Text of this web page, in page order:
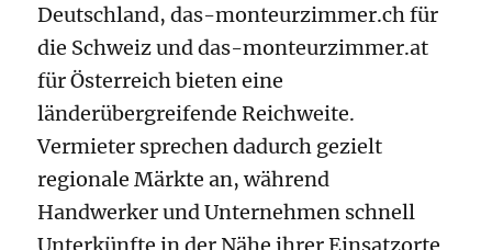
Deutschland, das-monteurzimmer.ch für
die Schweiz und das-monteurzimmer.at
für Österreich bieten eine
länderübergreifende Reichweite.
Vermieter sprechen dadurch gezielt
regionale Märkte an, während
Handwerker und Unternehmen schnell
Unterkünfte in der Nähe ihrer Einsatzorte